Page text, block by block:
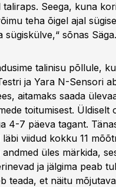
taliraps. Seega, kuna
teha õigel ajal
sõnas Säga.
talinisu põllule,
ja Yara N-Sensori
aitamaks saada
toitumisest. Üldiselt
4-7 päeva tagant.
viidud kokku 11
üles märkida,
ja jälgima peab
teada, et näitu